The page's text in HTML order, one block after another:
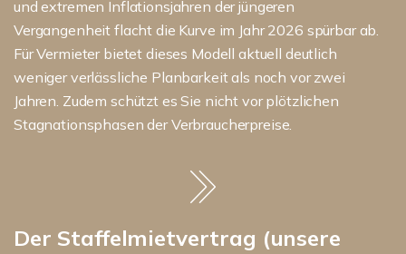
und extremen Inflationsjahren der jüngeren
Vergangenheit flacht die Kurve im Jahr 2026 spürbar ab.
Für Vermieter bietet dieses Modell aktuell deutlich
weniger verlässliche Planbarkeit als noch vor zwei
Jahren. Zudem schützt es Sie nicht vor plötzlichen
Stagnationsphasen der Verbraucherpreise.
Der Staffelmietvertrag (unsere